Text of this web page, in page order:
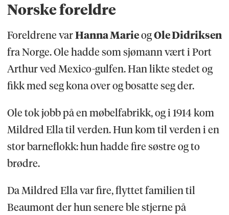
Norske foreldre
Foreldrene varHanna MarieogOle Didriksen
fra Norge. Ole hadde som sjømann vært i Port
Arthur ved Mexico-gulfen. Han likte stedet og
fikk med seg kona over og bosatte seg der.
Ole tok jobb på en møbelfabrikk, og i 1914 kom
Mildred Ella til verden. Hun kom til verden i en
stor barneflokk: hun hadde fire søstre og to
brødre.
Da Mildred Ella var fire, flyttet familien til
Beaumont der hun senere ble stjerne på